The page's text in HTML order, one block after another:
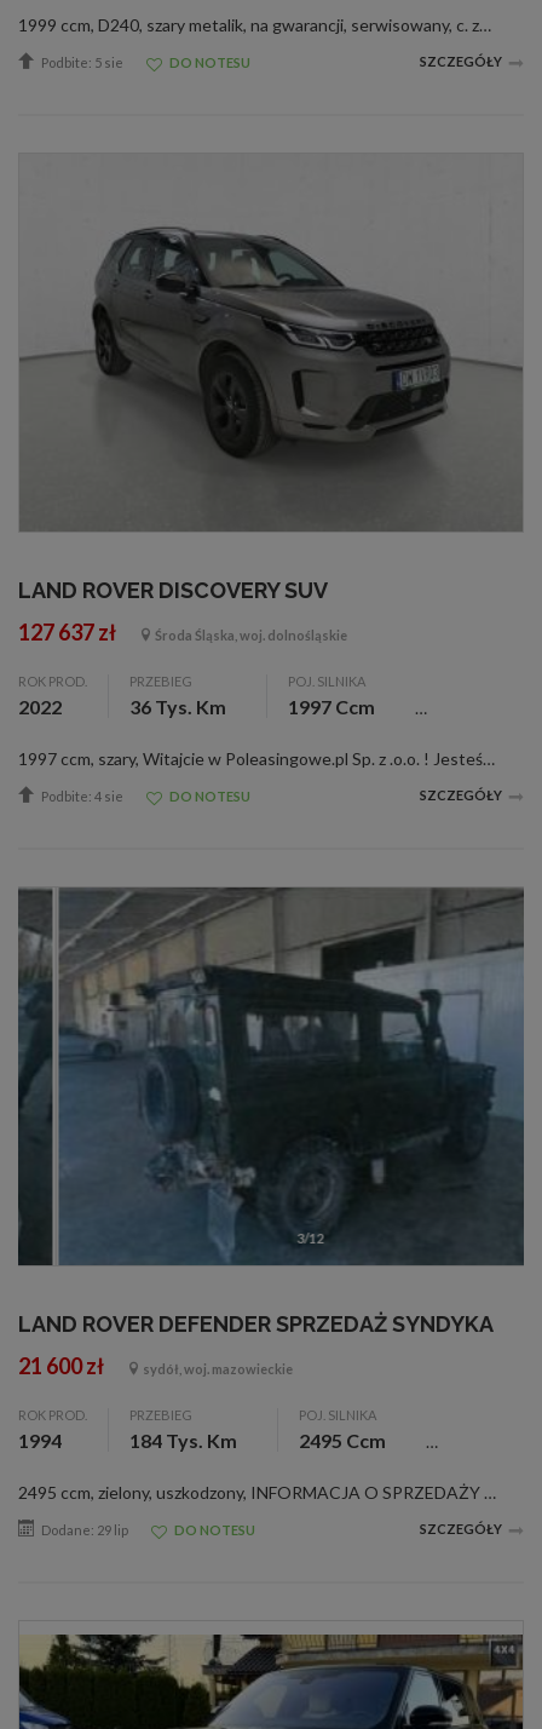
1999 ccm, D240, szary metalik, na gwarancji, serwisowany, c. zamek, czujnik deszczu, el. reg. lusterka, wspom. kier., &lt;b&gt;Witam Państwa&lt;\/b&gt; Do sprzedania posiadamy sprowadzonego &lt;b&gt;Land Rovera Range Rovera Discovery po face liftingu...
Podbite: 5 sie DO NOTESU SZCZEGÓŁY
LAND ROVER DISCOVERY SUV
127 637 zł Środa Śląska, woj. dolnośląskie
ROK PROD.
2022
PRZEBIEG
36 Tys. Km
POJ. SILNIKA
1997 Ccm
1997 ccm, szary, Witajcie w Poleasingowe.pl Sp. z .o.o. ! Jesteśmy liderem sprzedaży samochodów poleasingowych, poflotowych i powindykacyjnych. Mamy dla was świetną okazję! Zobaczcie LAND ROVER DISCOVERY wraz z raportami stanu technicznego. W ra...
Podbite: 4 sie DO NOTESU SZCZEGÓŁY
LAND ROVER DEFENDER SPRZEDAŻ SYNDYKA
21 600 zł sydół, woj. mazowieckie
ROK PROD.
1994
PRZEBIEG
184 Tys. Km
POJ. SILNIKA
2495 Ccm
2495 ccm, zielony, uszkodzony, INFORMACJA O SPRZEDAŻY RUCHOMOŚCI Syndyk Masy Upadłości Moniki Katarzyny Stępień w postępowaniu upadłościowym o sygn. akt RA1R/GUp/4/2025 informuje o sprzedaży z wolnej ręki wchodzącego w skład masy upadło
Dodane: 29 lip DO NOTESU SZCZEGÓŁY